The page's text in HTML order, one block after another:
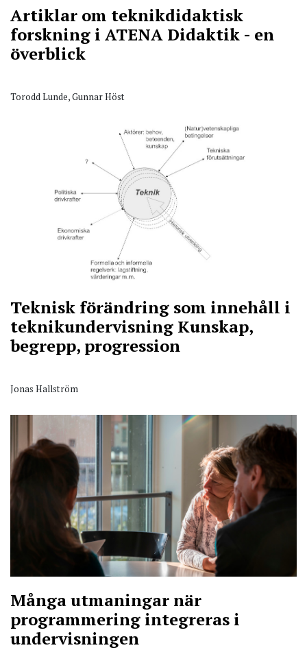
Artiklar om teknikdidaktisk
forskning i ATENA Didaktik - en
överblick
Torodd Lunde, Gunnar Höst
Teknisk förändring som innehåll i
teknikundervisning Kunskap,
begrepp, progression
Jonas Hallström
Många utmaningar när
programmering integreras i
undervisningen